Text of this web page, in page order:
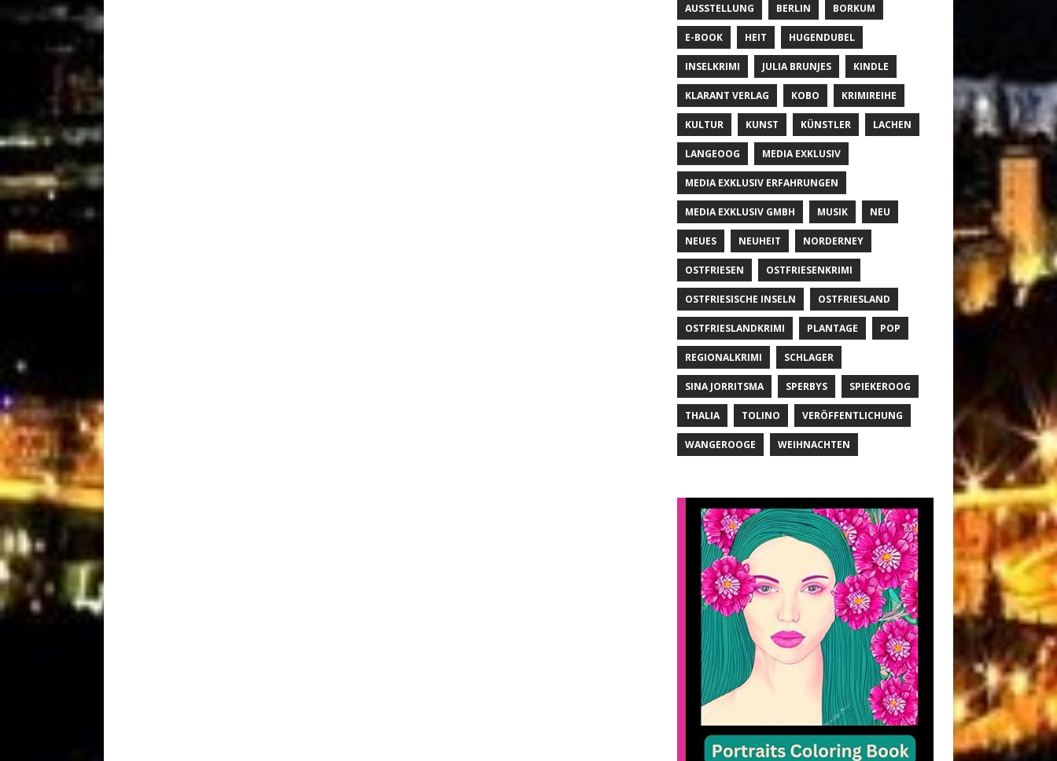
AUSSTELLUNG BERLIN BORKUM
E-BOOK HEIT HUGENDUBEL
INSELKRIMI JULIA BRUNJES KINDLE
KLARANT VERLAG KOBO KRIMIREIHE
KULTUR KUNST KÜNSTLER LACHEN
LANGEOOG MEDIA EXKLUSIV
MEDIA EXKLUSIV ERFAHRUNGEN
MEDIA EXKLUSIV GMBH MUSIK NEU
NEUES NEUHEIT NORDERNEY
OSTFRIESEN OSTFRIESENKRIMI
OSTFRIESISCHE INSELN OSTFRIESLAND
OSTFRIESLANDKRIMI PLANTAGE POP
REGIONALKRIMI SCHLAGER
SINA JORRITSMA SPERBYS SPIEKEROOG
THALIA TOLINO VERÖFFENTLICHUNG
WANGEROOGE WEIHNACHTEN